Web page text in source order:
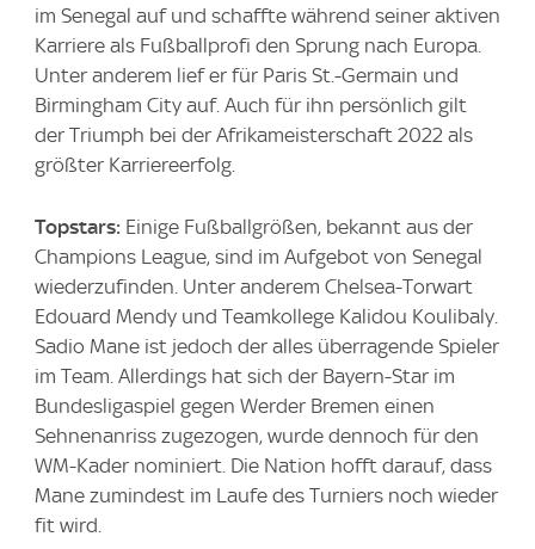
im Senegal auf und schaffte während seiner aktiven
Karriere als Fußballprofi den Sprung nach Europa.
Unter anderem lief er für Paris St.-Germain und
Birmingham City auf. Auch für ihn persönlich gilt
der Triumph bei der Afrikameisterschaft 2022 als
größter Karriereerfolg.
Topstars: Einige Fußballgrößen, bekannt aus der
Champions League, sind im Aufgebot von Senegal
wiederzufinden. Unter anderem Chelsea-Torwart
Edouard Mendy und Teamkollege Kalidou Koulibaly.
Sadio Mane ist jedoch der alles überragende Spieler
im Team. Allerdings hat sich der Bayern-Star im
Bundesligaspiel gegen Werder Bremen einen
Sehnenanriss zugezogen, wurde dennoch für den
WM-Kader nominiert. Die Nation hofft darauf, dass
Mane zumindest im Laufe des Turniers noch wieder
fit wird.